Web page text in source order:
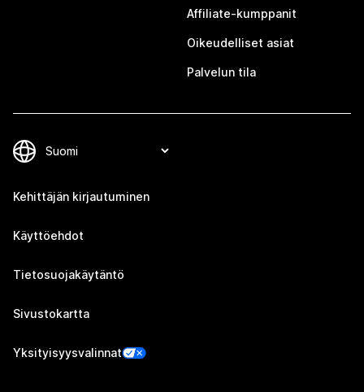
Affiliate-kumppanit
Oikeudelliset asiat
Palvelun tila
Kehittäjän kirjautuminen
Käyttöehdot
Tietosuojakäytäntö
Sivustokartta
Yksityisyysvalinnat